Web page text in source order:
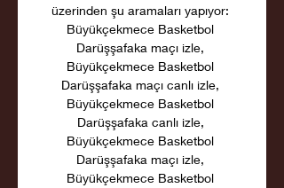
üzerinden şu aramaları yapıyor:
Büyükçekmece Basketbol
Darüşşafaka maçı izle,
Büyükçekmece Basketbol
Darüşşafaka maçı canlı izle,
Büyükçekmece Basketbol
Darüşşafaka canlı izle,
Büyükçekmece Basketbol
Darüşşafaka maçı izle,
Büyükçekmece Basketbol